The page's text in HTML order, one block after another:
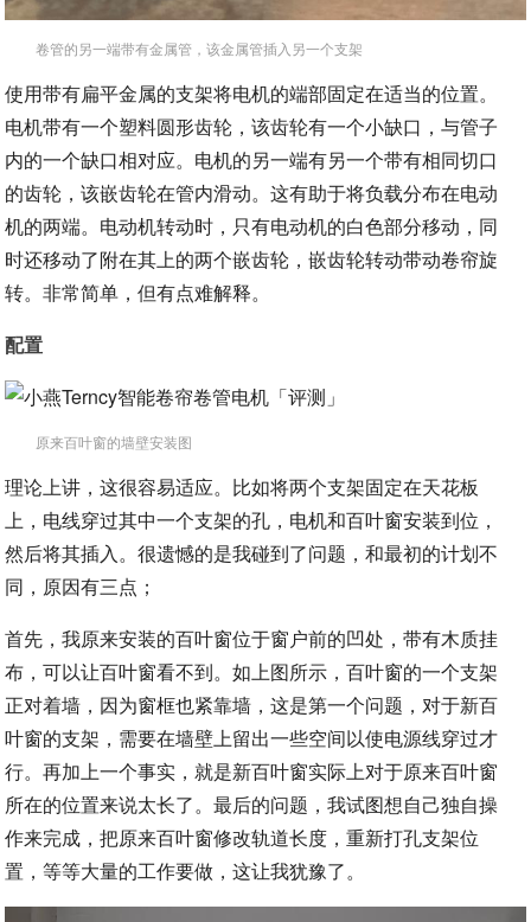
卷管的另一端带有金属管，该金属管插入另一个支架
使用带有扁平金属的支架将电机的端部固定在适当的位置。
电机带有一个塑料圆形齿轮，该齿轮有一个小缺口，与管子
内的一个缺口相对应。电机的另一端有另一个带有相同切口
的齿轮，该嵌齿轮在管内滑动。这有助于将负载分布在电动
机的两端。电动机转动时，只有电动机的白色部分移动，同
时还移动了附在其上的两个嵌齿轮，嵌齿轮转动带动卷帘旋
转。非常简单，但有点难解释。
配置
原来百叶窗的墙壁安装图
理论上讲，这很容易适应。比如将两个支架固定在天花板
上，电线穿过其中一个支架的孔，电机和百叶窗安装到位，
然后将其插入。很遗憾的是我碰到了问题，和最初的计划不
同，原因有三点；
首先，我原来安装的百叶窗位于窗户前的凹处，带有木质挂
布，可以让百叶窗看不到。如上图所示，百叶窗的一个支架
正对着墙，因为窗框也紧靠墙，这是第一个问题，对于新百
叶窗的支架，需要在墙壁上留出一些空间以使电源线穿过才
行。再加上一个事实，就是新百叶窗实际上对于原来百叶窗
所在的位置来说太长了。最后的问题，我试图想自己独自操
作来完成，把原来百叶窗修改轨道长度，重新打孔支架位
置，等等大量的工作要做，这让我犹豫了。